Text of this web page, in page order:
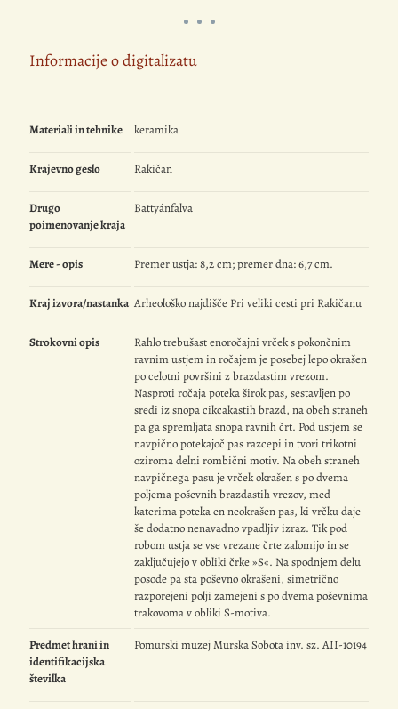
Informacije o digitalizatu
Materiali in tehnike keramika
Krajevno geslo Rakičan
Drugo
poimenovanje kraja
Battyánfalva
Mere - opis Premer ustja: 8,2 cm; premer dna: 6,7 cm.
Kraj izvora/nastanka Arheološko najdišče Pri veliki cesti pri Rakičanu
Strokovni opis
Rahlo trebušast enoročajni vrček s pokončnim
ravnim ustjem in ročajem je posebej lepo okrašen
po celotni površini z brazdastim vrezom.
Nasproti ročaja poteka širok pas, sestavljen po
sredi iz snopa cikcakastih brazd, na obeh straneh
pa ga spremljata snopa ravnih črt. Pod ustjem se
navpično potekajoč pas razcepi in tvori trikotni
oziroma delni rombični motiv. Na obeh straneh
navpičnega pasu je vrček okrašen s po dvema
poljema poševnih brazdastih vrezov, med
katerima poteka en neokrašen pas, ki vrčku daje
še dodatno nenavadno vpadljiv izraz. Tik pod
robom ustja se vse vrezane črte zalomijo in se
zaključujejo v obliki črke »S«. Na spodnjem delu
posode pa sta poševno okrašeni, simetrično
razporejeni polji zamejeni s po dvema poševnima
trakovoma v obliki S-motiva.
Predmet hrani in
identifikacijska
številka
Pomurski muzej Murska Sobota inv. sz. AII-10194